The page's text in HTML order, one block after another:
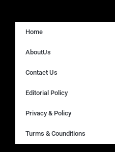
Home
AboutUs
Contact Us
Editorial Policy
Privacy & Policy
Turms & Counditions